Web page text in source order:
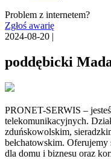
Problem z internetem?
Zgłoś awarię
2024-08-20 |
poddębicki
PRONET-SERWIS –
telekomunikacyjnych.
zduńskowolskim,
bełchatowskim.
dla domu i biznesu oraz